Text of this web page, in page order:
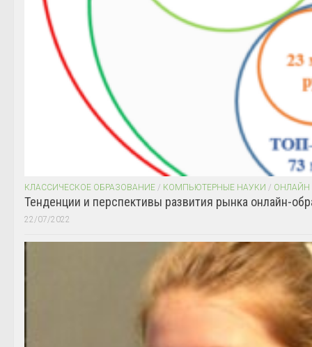
КЛАССИЧЕСКОЕ ОБРАЗОВАНИЕ / КОМПЬЮТЕРНЫЕ НАУКИ / ОНЛАЙН
Тенденции и перспективы развития рынка онлайн-
22/07/2022